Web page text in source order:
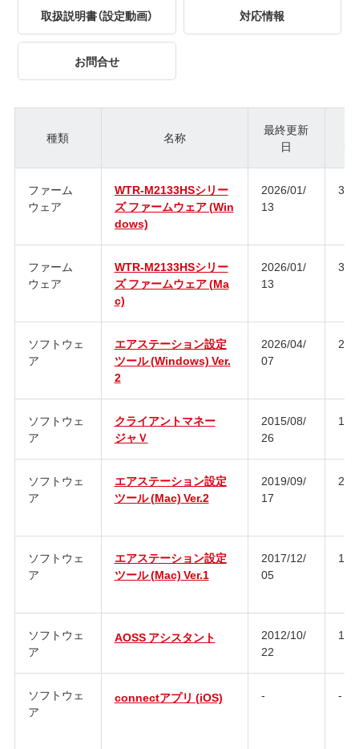
取扱説明書（設定動画） 対応情報
お問合せ
種類 名称
最終更新
日
ジ
ファーム
ウェア
WTR-M2133HSシリー
ズ ファームウェア (Win
dows)
2026/01/
13
ファーム
ウェア
WTR-M2133HSシリー
ズ ファームウェア (Ma
c)
2026/01/
13
ソフトウェ
ア
エアステーション設定
ツール (Windows) Ver.
2
2026/04/
07
ソフトウェ
ア
クライアントマネー
ジャＶ
2015/08/
26
ソフトウェ
ア
エアステーション設定
ツール (Mac) Ver.2
2019/09/
17
ソフトウェ
ア
エアステーション設定
ツール (Mac) Ver.1
2017/12/
05
ソフトウェ
ア
AOSS アシスタント
2012/10/
22
ソフトウェ
ア
connectアプリ (iOS) - -